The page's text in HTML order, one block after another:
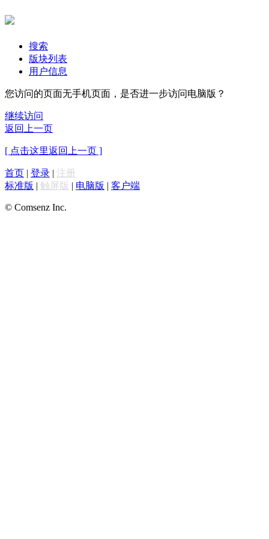
搜索
版块列表
用户信息
您访问的页面无手机页面，是否进一步访问电脑版？
继续访问
返回上一页
[ 点击这里返回上一页 ]
首页 | 登录 | 注册
标准版 | 触屏版 | 电脑版 | 客户端
© Comsenz Inc.